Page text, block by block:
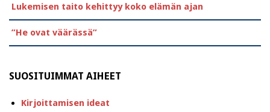
Lukemisen taito kehittyy koko elämän ajan
”He ovat väärässä”
SUOSITUIMMAT AIHEET
Kirjoittamisen ideat